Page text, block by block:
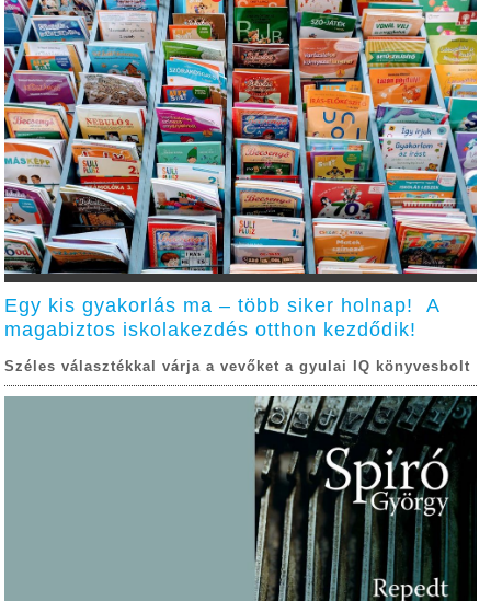
Egy kis gyakorlás ma – több siker holnap! A
magabiztos iskolakezdés otthon kezdődik!
Széles választékkal várja a vevőket a gyulai IQ könyvesbolt